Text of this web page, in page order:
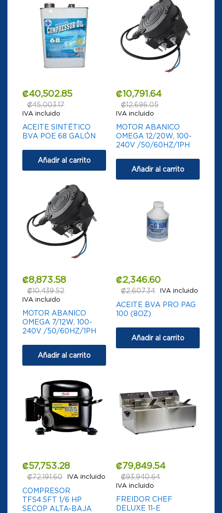
₡40,502.85
₡45,003.17
IVA incluido
ACEITE SINTÉTICO
BVA POE 68 GALÓN
Añadir al carrito
₡10,791.64
₡12,696.05
IVA incluido
MOTOR ABANICO
OMEGA 12/20W, 100-
240V /50/60HZ/1PH
Añadir al carrito
₡8,873.58
₡10,439.52
IVA incluido
MOTOR ABANICO
OMEGA 7/12W, 100-
240V /50/60HZ/1PH
Añadir al carrito
₡2,346.60
₡2,607.34 IVA incluido
ACEITE BVA PRO PAG
100 (8OZ)
Añadir al carrito
₡57,753.28
₡72,191.60 IVA incluido
COMPRESOR
TFS4.5FT 1/6 HP
SECOP ALTA-BAJA
₡79,849.54
₡93,940.64
IVA incluido
FREIDOR CHEF
DELUXE 11-E